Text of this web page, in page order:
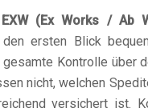
EXW (Ex Works / Ab
ersten Blick
Kontrolle über
nicht, welchen
versichert ist.